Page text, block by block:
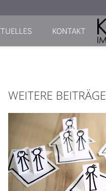
KONTAKT
WEITERE BEITRÄGE